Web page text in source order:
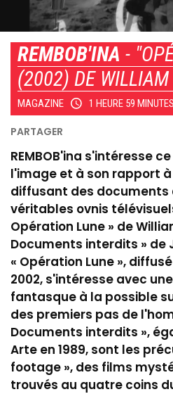
REMBOB'INA -
(2002) DE WILLIAM
MAGAZINE 1 HEURE 59 MINUTES
REMBOB'ina s'intéresse
l'image et à son rapport
diffusant des documents
véritables ovnis
Opération Lune » de
Documents interdits » de
« Opération Lune »,
2002, s'intéresse avec
fantasque à la possible
des premiers pas de
Documents interdits »,
Arte en 1989, sont les
footage », des films
trouvés au quatre coins